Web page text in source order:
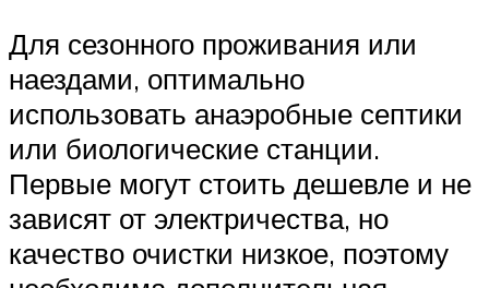
Для сезонного проживания или
наездами, оптимально
использовать анаэробные септики
или биологические станции.
Первые могут стоить дешевле и не
зависят от электричества, но
качество очистки низкое, поэтому